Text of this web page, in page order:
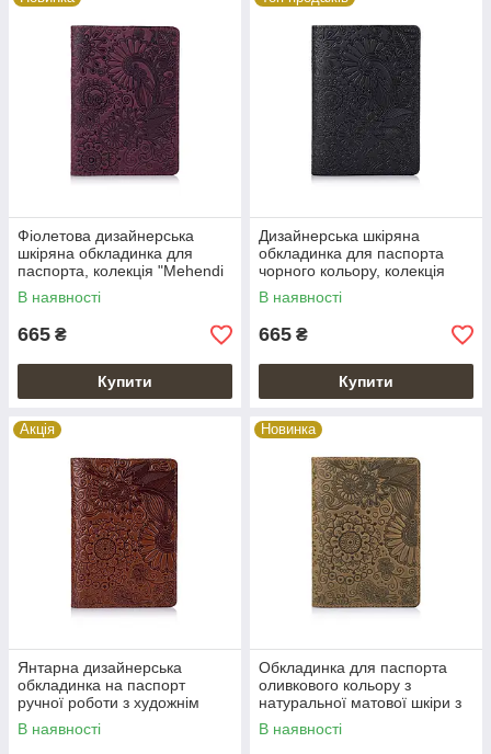
Фіолетова дизайнерська
шкіряна обкладинка для
паспорта, колекція "Mehendi
Art"
В наявності
665 ₴
Купити
Дизайнерська шкіряна
обкладинка для паспорта
чорного кольору, колекція
"Mehendi Art"
В наявності
665 ₴
Купити
Акція
Янтарна дизайнерська
обкладинка на паспорт
ручної роботи з художнім
тисненням, колекція
"Mehendi Art"
В наявності
Новинка
Обкладинка для паспорта
оливкового кольору з
натуральної матової шкіри з
художнім тисненням
В наявності